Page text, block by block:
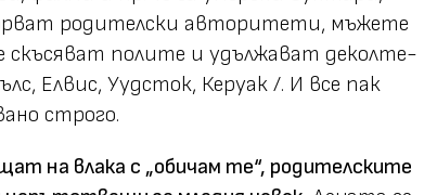
родителски авторитети, мъжете
скъсяват полите и удължават деколте-
Елвис, Уудсток, Керуак /. И все пак
строго.
на влака с „обичам те“, родителските